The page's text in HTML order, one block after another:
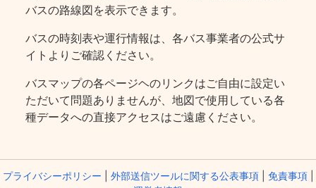
バスの路線図を表示できます。
バスの時刻表や運行情報は、各バス事業者の公式サ
イトよりご確認ください。
バスマップの各ページヘのリンクはご自由に設定い
ただいて問題ありませんが、地図で使用している各
種データへの直接アクセスはご遠慮ください。
プライバシーポリシー 外部送信ツールに関する公表事項| 免責事項|